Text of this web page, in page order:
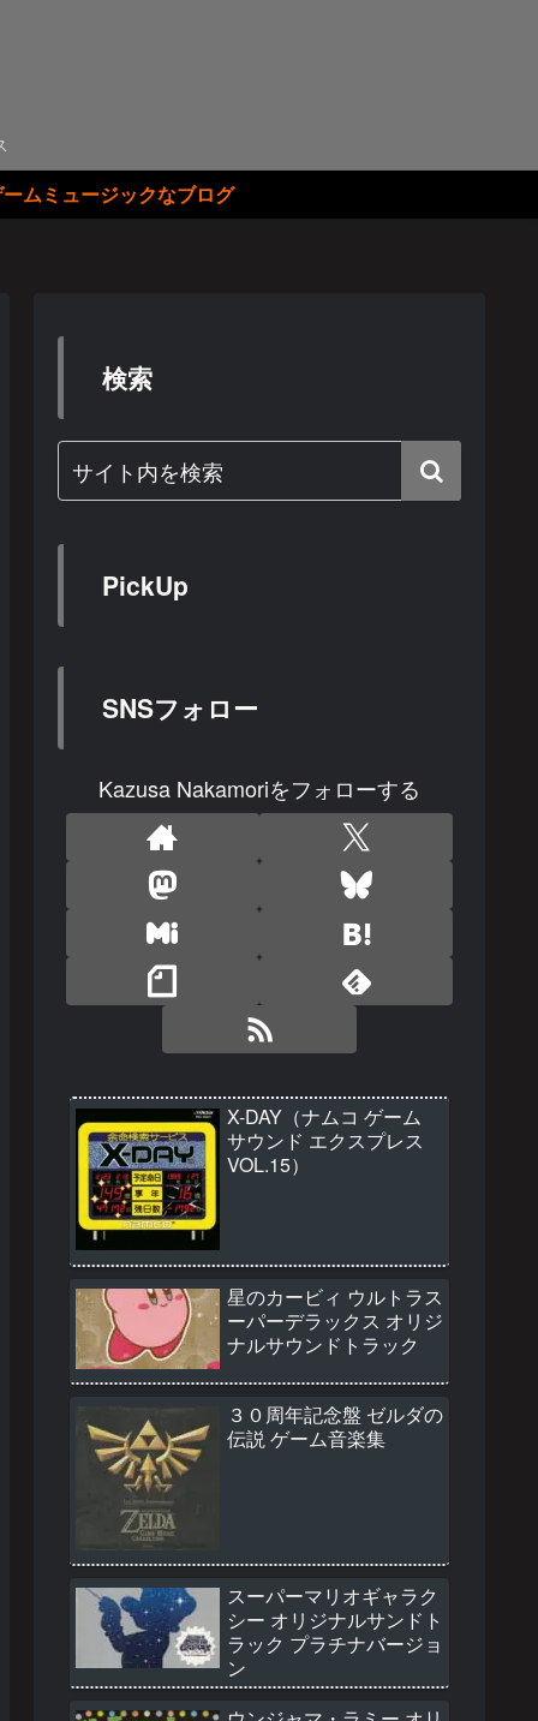
ムミュージックなブログ
検索
PickUp
SNSフォロー
Kazusa Nakamoriをフォローする
X-DAY（ナムコ ゲーム
サウンド エクスプレス
VOL.15）
星のカービィ ウルトラス
ーパーデラックス オリジ
ナルサウンドトラック
３０周年記念盤 ゼルダの
伝説 ゲーム音楽集
スーパーマリオギャラク
シー オリジナルサンドト
ラック プラチナバージョ
ン